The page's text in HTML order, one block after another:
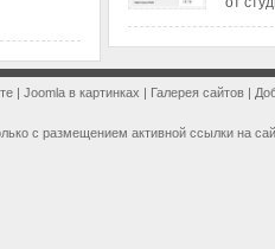
| Joomla в картинках | Галерея сайтов |
с размещением активной ссылки на